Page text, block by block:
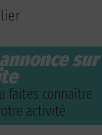
sur
faites connaître
activité